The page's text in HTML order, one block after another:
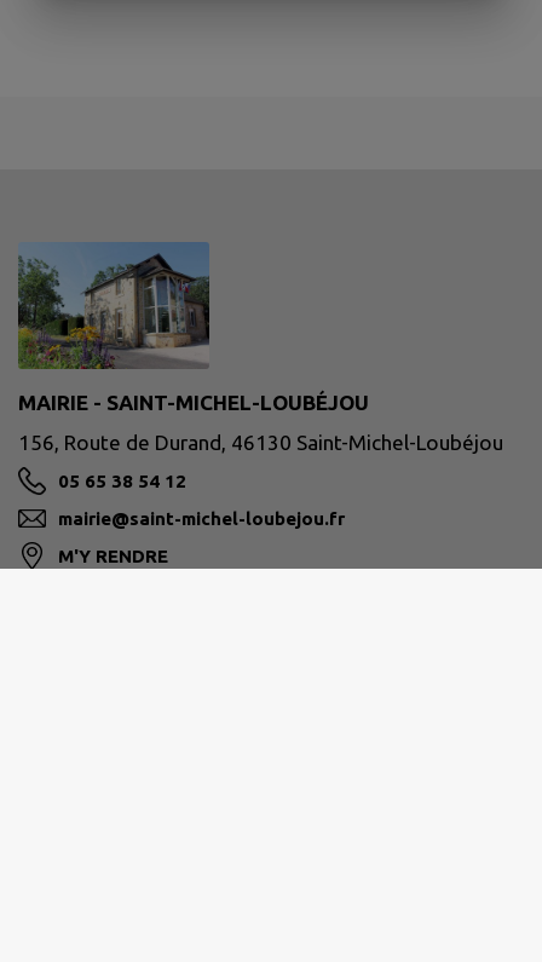
MAIRIE - SAINT-MICHEL-LOUBÉJOU
156, Route de Durand, 46130 Saint-Michel-Loubéjou
05 65 38 54 12
mairie@saint-michel-loubejou.fr
M'Y RENDRE